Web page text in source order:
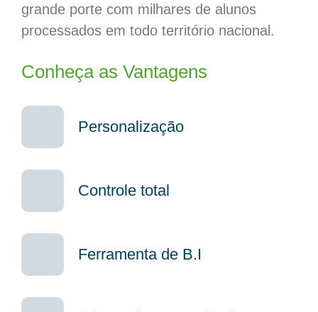
grande porte com milhares de alunos
processados em todo território nacional.
Conheça as Vantagens
Personalização
Controle total
Ferramenta de B.I